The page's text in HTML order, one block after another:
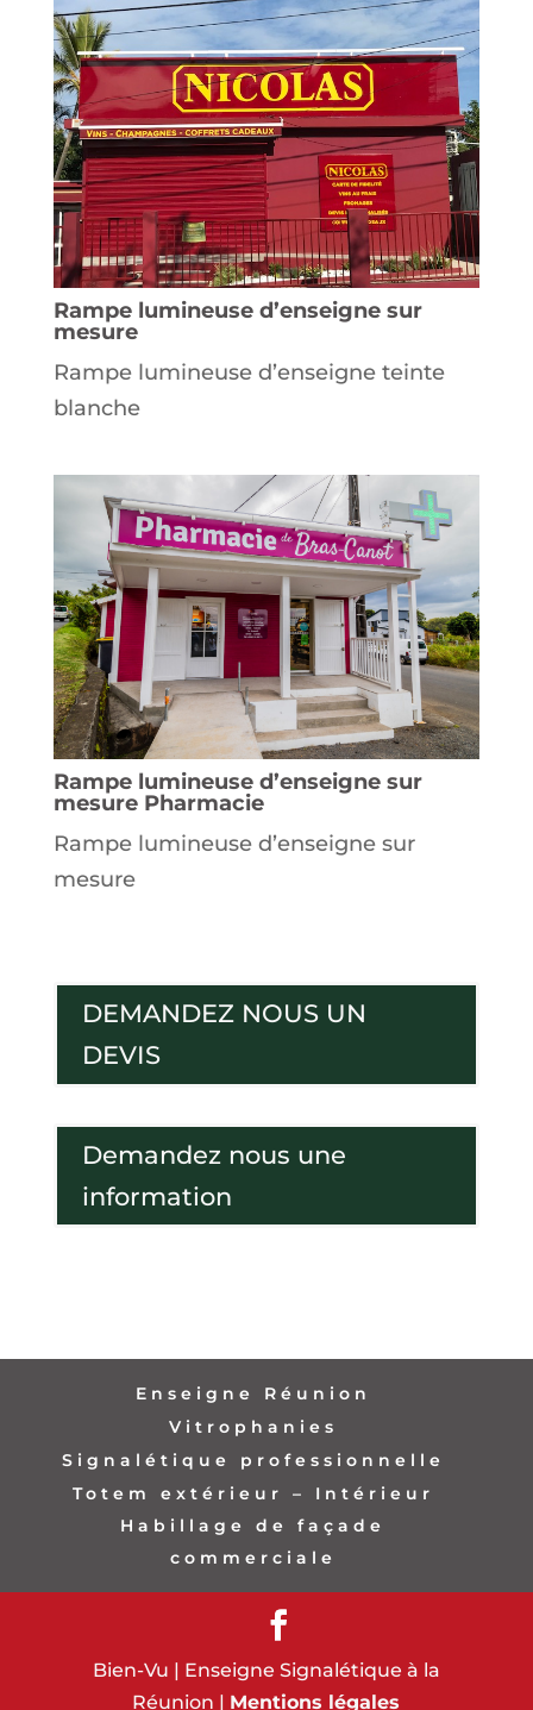
Rampe lumineuse d’enseigne sur
mesure
Rampe lumineuse d’enseigne teinte
blanche
Rampe lumineuse d’enseigne sur
mesure Pharmacie
Rampe lumineuse d’enseigne sur
mesure
DEMANDEZ NOUS UN
DEVIS
Demandez nous une
information
Enseigne Réunion
Vitrophanies
Signalétique professionnelle
Totem extérieur – Intérieur
Habillage de façade
commerciale
Bien-Vu | Enseigne Signalétique à la
Réunion | Mentions légales